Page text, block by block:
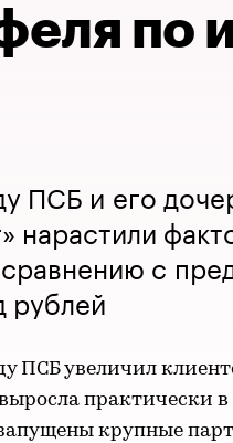
по
ПСБ и его
нарастили
с
рублей
ПСБ увеличил
практически
крупные